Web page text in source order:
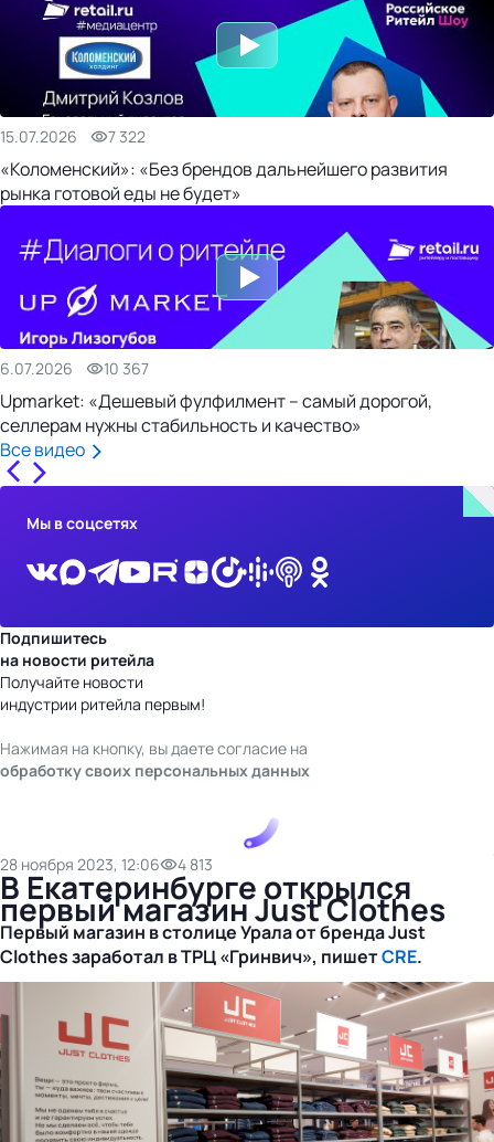
15.07.2026 7 322
«Коломенский»: «Без брендов дальнейшего развития
рынка готовой еды не будет»
6.07.2026 10 367
Upmarket: «Дешевый фулфилмент – самый дорогой,
селлерам нужны стабильность и качество»
Все видео
Мы в соцсетях
Подпишитесь
на новости ритейла
Получайте новости
индустрии ритейла первым!
Нажимая на кнопку, вы даете согласие на
обработку своих персональных данных
28 ноября 2023, 12:06 4 813
В Екатеринбурге открылся
первый магазин Just Clothes
Первый магазин в столице Урала от бренда Just
Clothes заработал в ТРЦ «Гринвич», пишетCRE.